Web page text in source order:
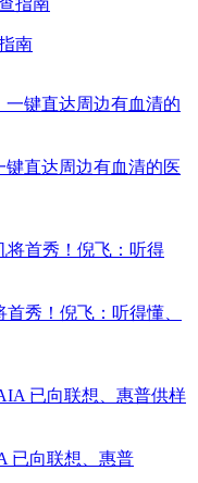
南
直达周边有血清的医
秀！倪飞：听得懂、
已向联想、惠普